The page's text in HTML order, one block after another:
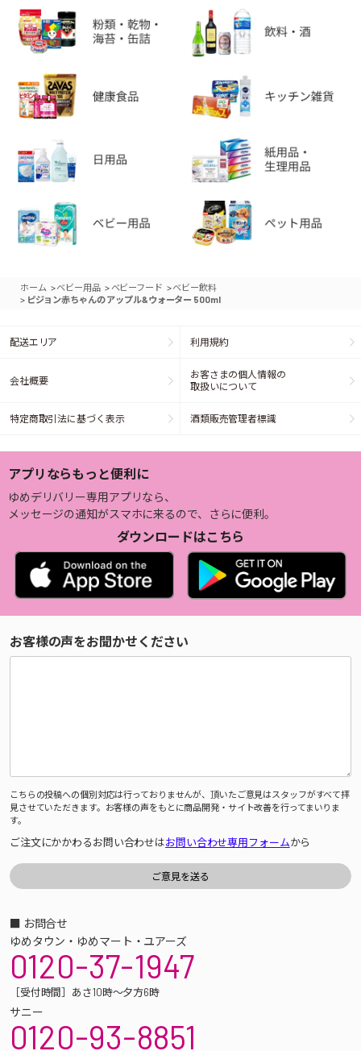
ホーム >ベビー用品 > ベビーフード >ベビー飲料
> ピジョン赤ちゃんの アップル&ウォーター 500ml
配送エリア 利用規約
会社概要
お客さまの個人情報の
取扱いについて
特定商取引法に基づく表示 酒類販売管理者標識
アプリならもっと便利に
ゆめデリバリー専用アプリなら、
メッセージの通知がスマホに来るので、さらに便利。
ダウンロードはこちら
お客様の声をお聞かせください
こちらの投稿への個別対応は行っておりませんが、頂いたご意見はスタッフがすべて拝
見させていただきます。お客様の声をもとに商品開発・サイト改善を行ってまいりま
す。
ご注文にかかわるお問い合わせはお問い合わせ専用フォームから
■ お問合せ
ゆめタウン・ゆめマート・ユアーズ
0120-37-1947
［受付時間］あさ10時～夕方6時
サニー
0120-93-8851